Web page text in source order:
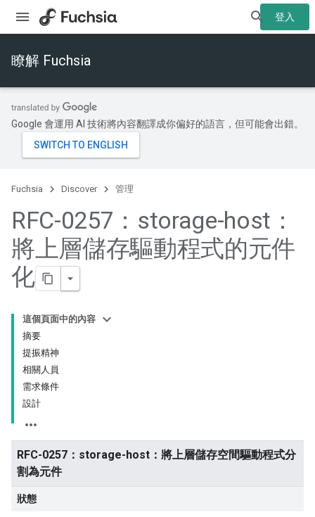
登入
瞭解 Fuchsia
Google 會運用 AI 技術將內容翻譯成你偏好的語言，但可能會出錯。
Fuchsia Discover 管理
RFC-0257：storage-host：
將上層儲存驅動程式的元件
化
這個頁面中的內容
摘要
提振精神
相關人員
需求條件
設計
RFC-0257：storage-host：將上層儲存空間驅動程式分
割為元件
狀態